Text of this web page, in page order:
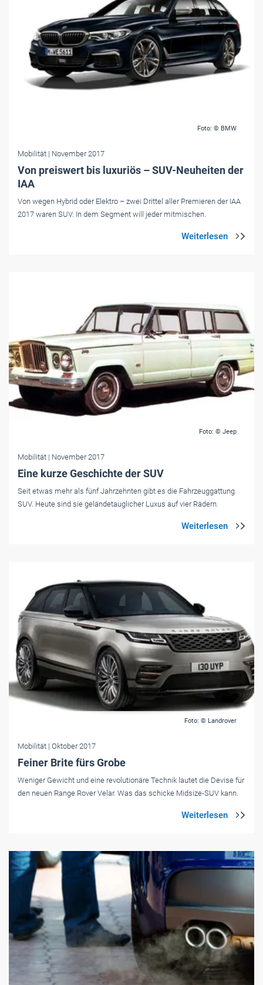
Foto: © BMW
Mobilität | November 2017
Von preiswert bis luxuriös – SUV-Neuheiten der
IAA
Von wegen Hybrid oder Elektro – zwei Drittel aller Premieren der IAA
2017 waren SUV. In dem Segment will jeder mitmischen.
Foto: © Jeep
Mobilität | November 2017
Eine kurze Geschichte der SUV
Seit etwas mehr als fünf Jahrzehnten gibt es die Fahrzeuggattung
SUV. Heute sind sie geländetauglicher Luxus auf vier Rädern.
Foto: © Landrover
Mobilität | Oktober 2017
Feiner Brite fürs Grobe
Weniger Gewicht und eine revolutionäre Technik lautet die Devise für
den neuen Range Rover Velar. Was das schicke Midsize-SUV kann.